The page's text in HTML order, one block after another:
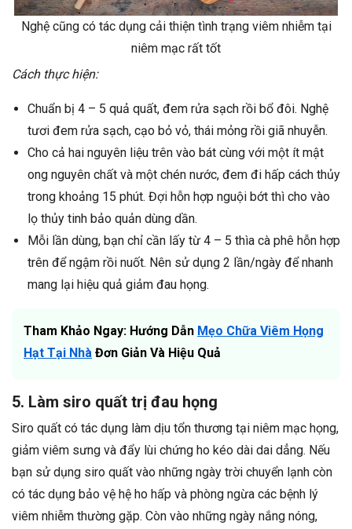
Nghệ cũng có tác dụng cải thiện tình trạng viêm nhiễm tại
niêm mạc rất tốt
Cách thực hiện:
Chuẩn bị 4 – 5 quả quất, đem rửa sạch rồi bổ đôi. Nghệ
tươi đem rửa sạch, cạo bỏ vỏ, thái mỏng rồi giã nhuyễn.
Cho cả hai nguyên liệu trên vào bát cùng với một ít mật
ong nguyên chất và một chén nước, đem đi hấp cách thủy
trong khoảng 15 phút. Đợi hỗn hợp nguội bớt thì cho vào
lọ thủy tinh bảo quản dùng dần.
Mỗi lần dùng, bạn chỉ cần lấy từ 4 – 5 thìa cà phê hỗn hợp
trên để ngậm rồi nuốt. Nên sử dụng 2 lần/ngày để nhanh
mang lại hiệu quả giảm đau họng.
Tham Khảo Ngay: Hướng Dẫn Mẹo Chữa Viêm Họng
Hạt Tại Nhà Đơn Giản Và Hiệu Quả
5. Làm siro quất trị đau họng
Siro quất có tác dụng làm dịu tổn thương tại niêm mạc họng,
giảm viêm sưng và đẩy lùi chứng ho kéo dài dai dẳng. Nếu
bạn sử dụng siro quất vào những ngày trời chuyển lạnh còn
có tác dụng bảo vệ hệ ho hấp và phòng ngừa các bệnh lý
viêm nhiễm thường gặp. Còn vào những ngày nắng nóng,